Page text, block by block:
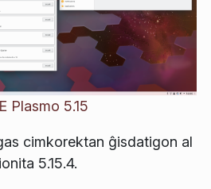
Plasmo 5.15
cimkorektan ĝisdatigon al
5.15.4.